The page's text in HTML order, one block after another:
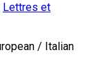
Lettres et
/ Italian